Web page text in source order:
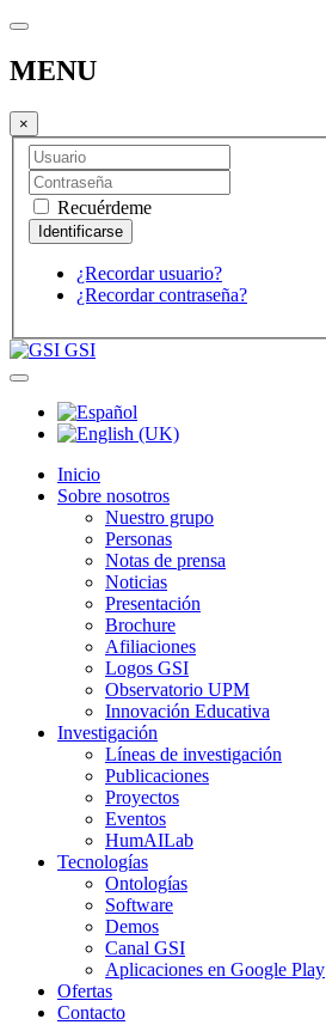
MENU
×
Recuérdeme
¿Recordar usuario?
¿Recordar contraseña?
GSI
Inicio
Sobre nosotros
Nuestro grupo
Personas
Notas de prensa
Noticias
Presentación
Brochure
Afiliaciones
Logos GSI
Observatorio UPM
Innovación Educativa
Investigación
Líneas de investigación
Publicaciones
Proyectos
Eventos
HumAILab
Tecnologías
Ontologías
Software
Demos
Canal GSI
Aplicaciones en Google Play
Ofertas
Contacto